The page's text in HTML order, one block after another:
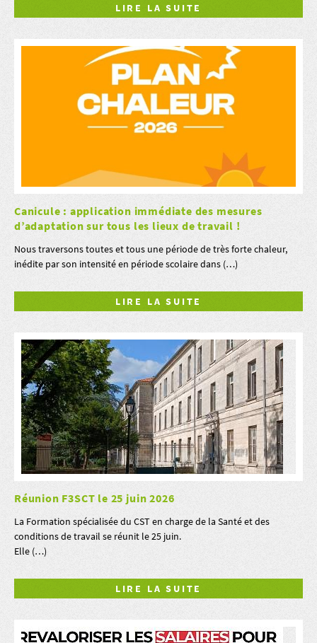
LIRE LA SUITE
Canicule : application immédiate des mesures
d’adaptation sur tous les lieux de travail !
Nous traversons toutes et tous une période de très forte chaleur,
inédite par son intensité en période scolaire dans (…)
LIRE LA SUITE
Réunion F3SCT le 25 juin 2026
La Formation spécialisée du CST en charge de la Santé et des
conditions de travail se réunit le 25 juin.
Elle (…)
LIRE LA SUITE